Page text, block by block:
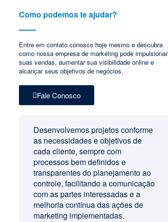
Como podemos te ajudar?
Entre em contato conosco hoje mesmo e descubra
como nossa empresa de marketing pode impulsionar
suas vendas, aumentar sua visibilidade online e
alcançar seus objetivos de negócios.
Fale Conosco
Desenvolvemos projetos conforme
as necessidades e objetivos de
cada cliente, sempre com
processos bem definidos e
transparentes do planejamento ao
controle, facilitando a comunicação
com as partes interessadas e a
melhoria contínua das ações de
marketing implementadas.